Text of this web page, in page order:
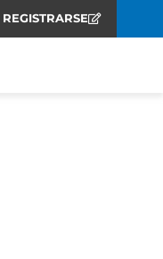
REGISTRARSE